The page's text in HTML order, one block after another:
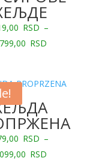
RSD –
RSD
RSD –
RSD